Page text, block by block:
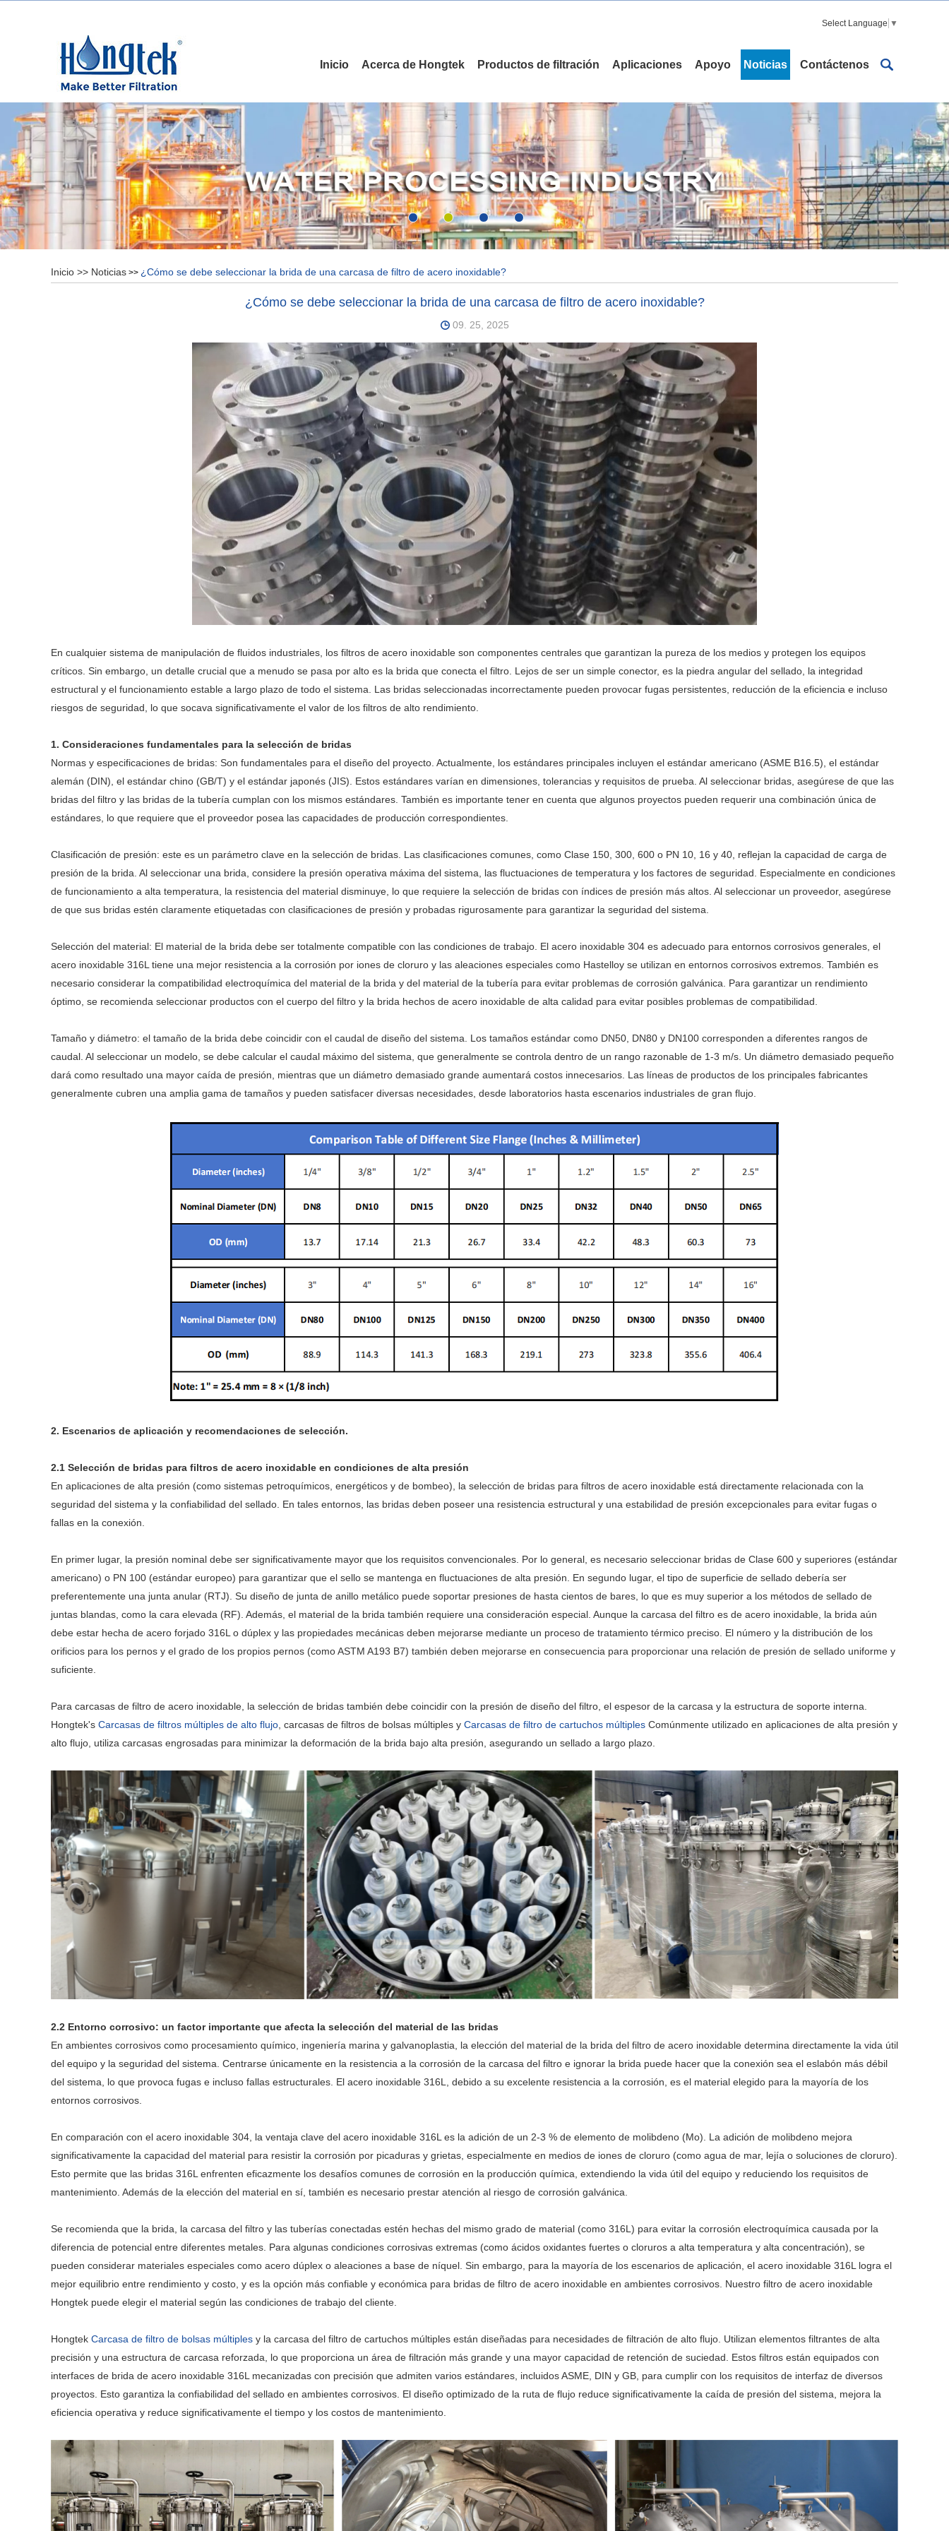
Select Language ▼
Inicio Acerca de Hongtek Productos de filtración Aplicaciones Apoyo Noticias Contáctenos
Inicio >> Noticias >> ¿Cómo se debe seleccionar la brida de una carcasa de filtro de acero inoxidable?
¿Cómo se debe seleccionar la brida de una carcasa de filtro de acero inoxidable?
09. 25, 2025
En cualquier sistema de manipulación de fluidos industriales, los filtros de acero inoxidable son componentes centrales que garantizan la pureza de los medios y protegen los equipos
críticos. Sin embargo, un detalle crucial que a menudo se pasa por alto es la brida que conecta el filtro. Lejos de ser un simple conector, es la piedra angular del sellado, la integridad
estructural y el funcionamiento estable a largo plazo de todo el sistema. Las bridas seleccionadas incorrectamente pueden provocar fugas persistentes, reducción de la eficiencia e incluso
riesgos de seguridad, lo que socava significativamente el valor de los filtros de alto rendimiento.
1. Consideraciones fundamentales para la selección de bridas
Normas y especificaciones de bridas: Son fundamentales para el diseño del proyecto. Actualmente, los estándares principales incluyen el estándar americano (ASME B16.5), el estándar
alemán (DIN), el estándar chino (GB/T) y el estándar japonés (JIS). Estos estándares varían en dimensiones, tolerancias y requisitos de prueba. Al seleccionar bridas, asegúrese de que las
bridas del filtro y las bridas de la tubería cumplan con los mismos estándares. También es importante tener en cuenta que algunos proyectos pueden requerir una combinación única de
estándares, lo que requiere que el proveedor posea las capacidades de producción correspondientes.
Clasificación de presión: este es un parámetro clave en la selección de bridas. Las clasificaciones comunes, como Clase 150, 300, 600 o PN 10, 16 y 40, reflejan la capacidad de carga de
presión de la brida. Al seleccionar una brida, considere la presión operativa máxima del sistema, las fluctuaciones de temperatura y los factores de seguridad. Especialmente en condiciones
de funcionamiento a alta temperatura, la resistencia del material disminuye, lo que requiere la selección de bridas con índices de presión más altos. Al seleccionar un proveedor, asegúrese
de que sus bridas estén claramente etiquetadas con clasificaciones de presión y probadas rigurosamente para garantizar la seguridad del sistema.
Selección del material: El material de la brida debe ser totalmente compatible con las condiciones de trabajo. El acero inoxidable 304 es adecuado para entornos corrosivos generales, el
acero inoxidable 316L tiene una mejor resistencia a la corrosión por iones de cloruro y las aleaciones especiales como Hastelloy se utilizan en entornos corrosivos extremos. También es
necesario considerar la compatibilidad electroquímica del material de la brida y del material de la tubería para evitar problemas de corrosión galvánica. Para garantizar un rendimiento
óptimo, se recomienda seleccionar productos con el cuerpo del filtro y la brida hechos de acero inoxidable de alta calidad para evitar posibles problemas de compatibilidad.
Tamaño y diámetro: el tamaño de la brida debe coincidir con el caudal de diseño del sistema. Los tamaños estándar como DN50, DN80 y DN100 corresponden a diferentes rangos de
caudal. Al seleccionar un modelo, se debe calcular el caudal máximo del sistema, que generalmente se controla dentro de un rango razonable de 1-3 m/s. Un diámetro demasiado pequeño
dará como resultado una mayor caída de presión, mientras que un diámetro demasiado grande aumentará costos innecesarios. Las líneas de productos de los principales fabricantes
generalmente cubren una amplia gama de tamaños y pueden satisfacer diversas necesidades, desde laboratorios hasta escenarios industriales de gran flujo.
2. Escenarios de aplicación y recomendaciones de selección.
2.1 Selección de bridas para filtros de acero inoxidable en condiciones de alta presión
En aplicaciones de alta presión (como sistemas petroquímicos, energéticos y de bombeo), la selección de bridas para filtros de acero inoxidable está directamente relacionada con la
seguridad del sistema y la confiabilidad del sellado. En tales entornos, las bridas deben poseer una resistencia estructural y una estabilidad de presión excepcionales para evitar fugas o
fallas en la conexión.
En primer lugar, la presión nominal debe ser significativamente mayor que los requisitos convencionales. Por lo general, es necesario seleccionar bridas de Clase 600 y superiores (estándar
americano) o PN 100 (estándar europeo) para garantizar que el sello se mantenga en fluctuaciones de alta presión. En segundo lugar, el tipo de superficie de sellado debería ser
preferentemente una junta anular (RTJ). Su diseño de junta de anillo metálico puede soportar presiones de hasta cientos de bares, lo que es muy superior a los métodos de sellado de
juntas blandas, como la cara elevada (RF). Además, el material de la brida también requiere una consideración especial. Aunque la carcasa del filtro es de acero inoxidable, la brida aún
debe estar hecha de acero forjado 316L o dúplex y las propiedades mecánicas deben mejorarse mediante un proceso de tratamiento térmico preciso. El número y la distribución de los
orificios para los pernos y el grado de los propios pernos (como ASTM A193 B7) también deben mejorarse en consecuencia para proporcionar una relación de presión de sellado uniforme y
suficiente.
Para carcasas de filtro de acero inoxidable, la selección de bridas también debe coincidir con la presión de diseño del filtro, el espesor de la carcasa y la estructura de soporte interna.
Hongtek's Carcasas de filtros múltiples de alto flujo , carcasas de filtros de bolsas múltiples y Carcasas de filtro de cartuchos múltiples Comúnmente utilizado en aplicaciones de alta presión y
alto flujo, utiliza carcasas engrosadas para minimizar la deformación de la brida bajo alta presión, asegurando un sellado a largo plazo.
2.2 Entorno corrosivo: un factor importante que afecta la selección del material de las bridas
En ambientes corrosivos como procesamiento químico, ingeniería marina y galvanoplastia, la elección del material de la brida del filtro de acero inoxidable determina directamente la vida útil
del equipo y la seguridad del sistema. Centrarse únicamente en la resistencia a la corrosión de la carcasa del filtro e ignorar la brida puede hacer que la conexión sea el eslabón más débil
del sistema, lo que provoca fugas e incluso fallas estructurales. El acero inoxidable 316L, debido a su excelente resistencia a la corrosión, es el material elegido para la mayoría de los
entornos corrosivos.
En comparación con el acero inoxidable 304, la ventaja clave del acero inoxidable 316L es la adición de un 2-3 % de elemento de molibdeno (Mo). La adición de molibdeno mejora
significativamente la capacidad del material para resistir la corrosión por picaduras y grietas, especialmente en medios de iones de cloruro (como agua de mar, lejía o soluciones de cloruro).
Esto permite que las bridas 316L enfrenten eficazmente los desafíos comunes de corrosión en la producción química, extendiendo la vida útil del equipo y reduciendo los requisitos de
mantenimiento. Además de la elección del material en sí, también es necesario prestar atención al riesgo de corrosión galvánica.
Se recomienda que la brida, la carcasa del filtro y las tuberías conectadas estén hechas del mismo grado de material (como 316L) para evitar la corrosión electroquímica causada por la
diferencia de potencial entre diferentes metales. Para algunas condiciones corrosivas extremas (como ácidos oxidantes fuertes o cloruros a alta temperatura y alta concentración), se
pueden considerar materiales especiales como acero dúplex o aleaciones a base de níquel. Sin embargo, para la mayoría de los escenarios de aplicación, el acero inoxidable 316L logra el
mejor equilibrio entre rendimiento y costo, y es la opción más confiable y económica para bridas de filtro de acero inoxidable en ambientes corrosivos. Nuestro filtro de acero inoxidable
Hongtek puede elegir el material según las condiciones de trabajo del cliente.
Hongtek Carcasa de filtro de bolsas múltiples y la carcasa del filtro de cartuchos múltiples están diseñadas para necesidades de filtración de alto flujo. Utilizan elementos filtrantes de alta
precisión y una estructura de carcasa reforzada, lo que proporciona un área de filtración más grande y una mayor capacidad de retención de suciedad. Estos filtros están equipados con
interfaces de brida de acero inoxidable 316L mecanizadas con precisión que admiten varios estándares, incluidos ASME, DIN y GB, para cumplir con los requisitos de interfaz de diversos
proyectos. Esto garantiza la confiabilidad del sellado en ambientes corrosivos. El diseño optimizado de la ruta de flujo reduce significativamente la caída de presión del sistema, mejora la
eficiencia operativa y reduce significativamente el tiempo y los costos de mantenimiento.